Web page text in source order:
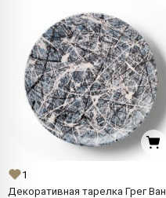
1
Декоративная тарелка Грег Ван